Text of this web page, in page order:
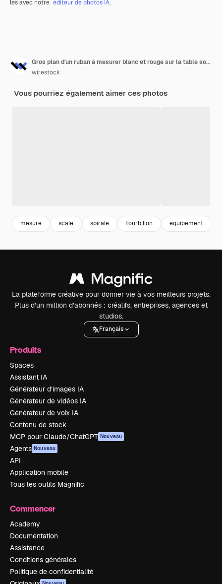
les avec notre éditeur de photos IA.
Gros plan d'un ruban à mesurer blanc et rouge sur la table sous les lumières - concept de conception
wirestock
Vous pourriez également aimer ces photos
mesure scale spirale tourbillon equipement
La plateforme créative pour donner vie à vos meilleurs projets.
Plus d’un million d’abonnés : créatifs, entreprises, agences et
studios.
Français
Produits
Spaces
Assistant IA
Générateur d’images IA
Générateur de vidéos IA
Générateur de voix IA
Contenu de stock
MCP pour Claude/ChatGPT Nouveau
Agents Nouveau
API
Application mobile
Tous les outils Magnific
Commencer
Academy
Documentation
Assistance
Conditions générales
Politique de confidentialité